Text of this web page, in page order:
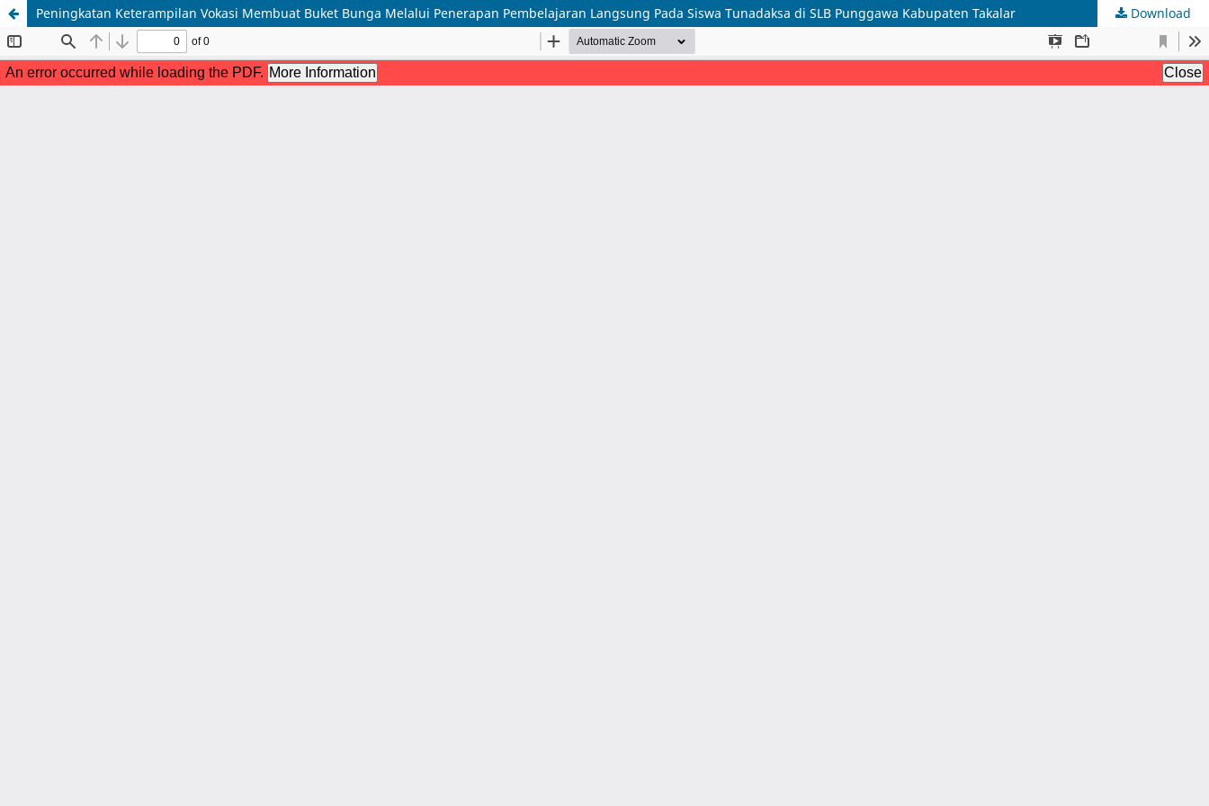
Peningkatan Keterampilan Vokasi Membuat Buket Bunga Melalui Penerapan Pembelajaran Langsung Pada Siswa Tunadaksa di SLB Punggawa Kabupaten Takalar Download